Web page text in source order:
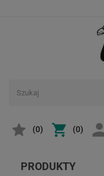
(0) (0)
PRODUKTY